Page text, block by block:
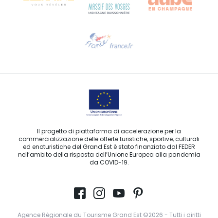
Contattaci per e-mail
Il progetto di piattaforma di accelerazione per la
commercializzazione delle offerte turistiche, sportive, culturali
ed enoturistiche del Grand Est è stato finanziato dal FEDER
nell’ambito della risposta dell’Unione Europea alla pandemia
da COVID-19.
Agence Régionale du Tourisme Grand Est ©2026 - Tutti i diritti